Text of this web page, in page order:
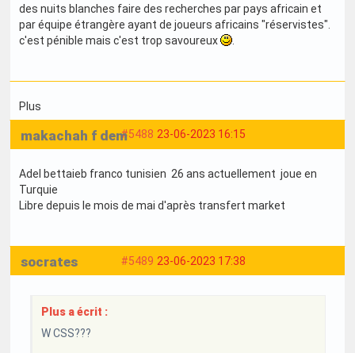
des nuits blanches faire des recherches par pays africain et
par équipe étrangère ayant de joueurs africains "réservistes".
c'est pénible mais c'est trop savoureux
Plus
#5488 23-06-2023 16:15
makachah f dem
Adel bettaieb franco tunisien 26 ans actuellement joue en
Turquie
Libre depuis le mois de mai d'après transfert market
#5489 23-06-2023 17:38
socrates
Plus a écrit :
W CSS???